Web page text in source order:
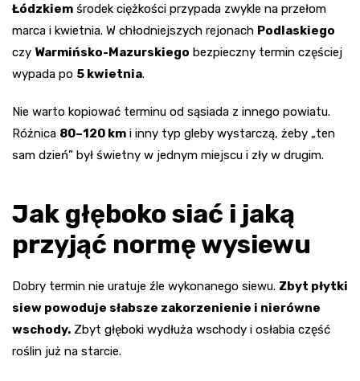
Łódzkiem środek ciężkości przypada zwykle na przełom
marca i kwietnia. W chłodniejszych rejonach Podlaskiego
czy Warmińsko-Mazurskiego bezpieczny termin częściej
wypada po 5 kwietnia.
Nie warto kopiować terminu od sąsiada z innego powiatu.
Różnica 80–120 km i inny typ gleby wystarczą, żeby „ten
sam dzień” był świetny w jednym miejscu i zły w drugim.
Jak głęboko siać i jaką
przyjąć normę wysiewu
Dobry termin nie uratuje źle wykonanego siewu. Zbyt płytki
siew powoduje słabsze zakorzenienie i nierówne
wschody. Zbyt głęboki wydłuża wschody i osłabia część
roślin już na starcie.